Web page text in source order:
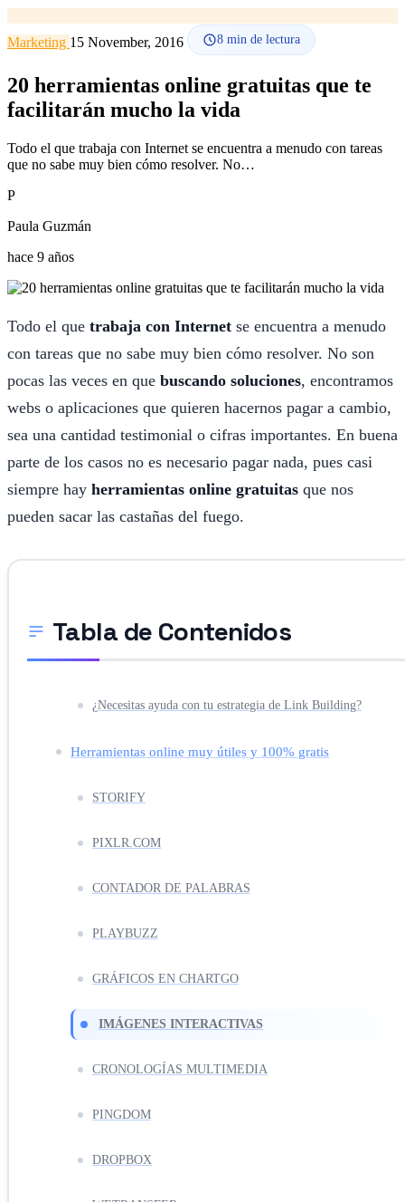
Marketing 15 November, 2016 8 min de lectura
20 herramientas online gratuitas que te
facilitarán mucho la vida
Todo el que trabaja con Internet se encuentra a menudo con tareas
que no sabe muy bien cómo resolver. No…
P
Paula Guzmán
hace 9 años
Todo el que trabaja con Internet se encuentra a menudo
con tareas que no sabe muy bien cómo resolver. No son
pocas las veces en que buscando soluciones, encontramos
webs o aplicaciones que quieren hacernos pagar a cambio,
sea una cantidad testimonial o cifras importantes. En buena
parte de los casos no es necesario pagar nada, pues casi
siempre hay herramientas online gratuitas que nos
pueden sacar las castañas del fuego.
Tabla de Contenidos
¿Necesitas ayuda con tu estrategia de Link Building?
Herramientas online muy útiles y 100% gratis
STORIFY
PIXLR.COM
CONTADOR DE PALABRAS
PLAYBUZZ
GRÁFICOS EN CHARTGO
IMÁGENES INTERACTIVAS
CRONOLOGÍAS MULTIMEDIA
PINGDOM
DROPBOX